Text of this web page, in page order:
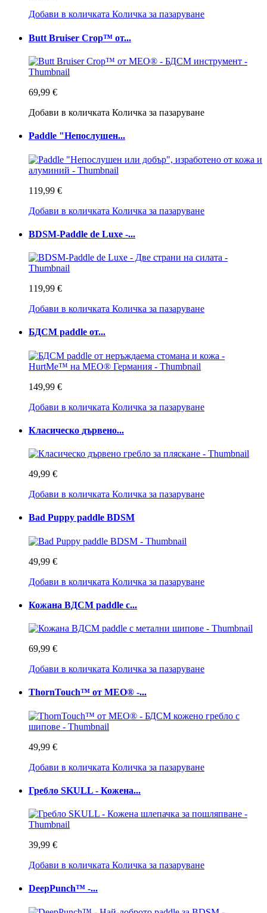
Добави в количката Количка за пазаруване
Butt Bruiser Crop™ от...
69,99 €
Добави в количката Количка за пазаруване
Paddle "Непослушен...
119,99 €
Добави в количката Количка за пазаруване
BDSM-Paddle de Luxe -...
119,99 €
Добави в количката Количка за пазаруване
БДСМ paddle от...
149,99 €
Добави в количката Количка за пазаруване
Класическо дървено...
49,99 €
Добави в количката Количка за пазаруване
Bad Puppy paddle BDSM
49,99 €
Добави в количката Количка за пазаруване
Кожана BДСМ paddle с...
69,99 €
Добави в количката Количка за пазаруване
ThornTouch™ от MEO® -...
49,99 €
Добави в количката Количка за пазаруване
Гребло SKULL - Кожена...
39,99 €
Добави в количката Количка за пазаруване
DeepPunch™ -...